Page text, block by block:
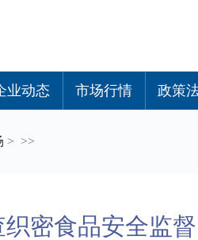
业动态 市场行情 政策
> >>
织密食品安全监